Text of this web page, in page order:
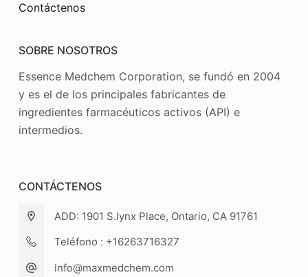
Contáctenos
SOBRE NOSOTROS
Essence Medchem Corporation, se fundó en 2004
y es el de los principales fabricantes de
ingredientes farmacéuticos activos (API) e
intermedios.
CONTÁCTENOS
ADD: 1901 S.lynx Place, Ontario, CA 91761
Teléfono : +16263716327
info@maxmedchem.com